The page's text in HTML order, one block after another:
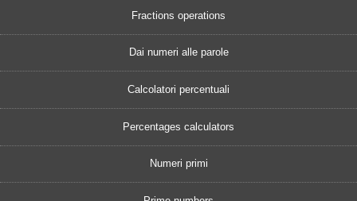
Fractions operations
Dai numeri alle parole
Calcolatori percentuali
Percentages calculators
Numeri primi